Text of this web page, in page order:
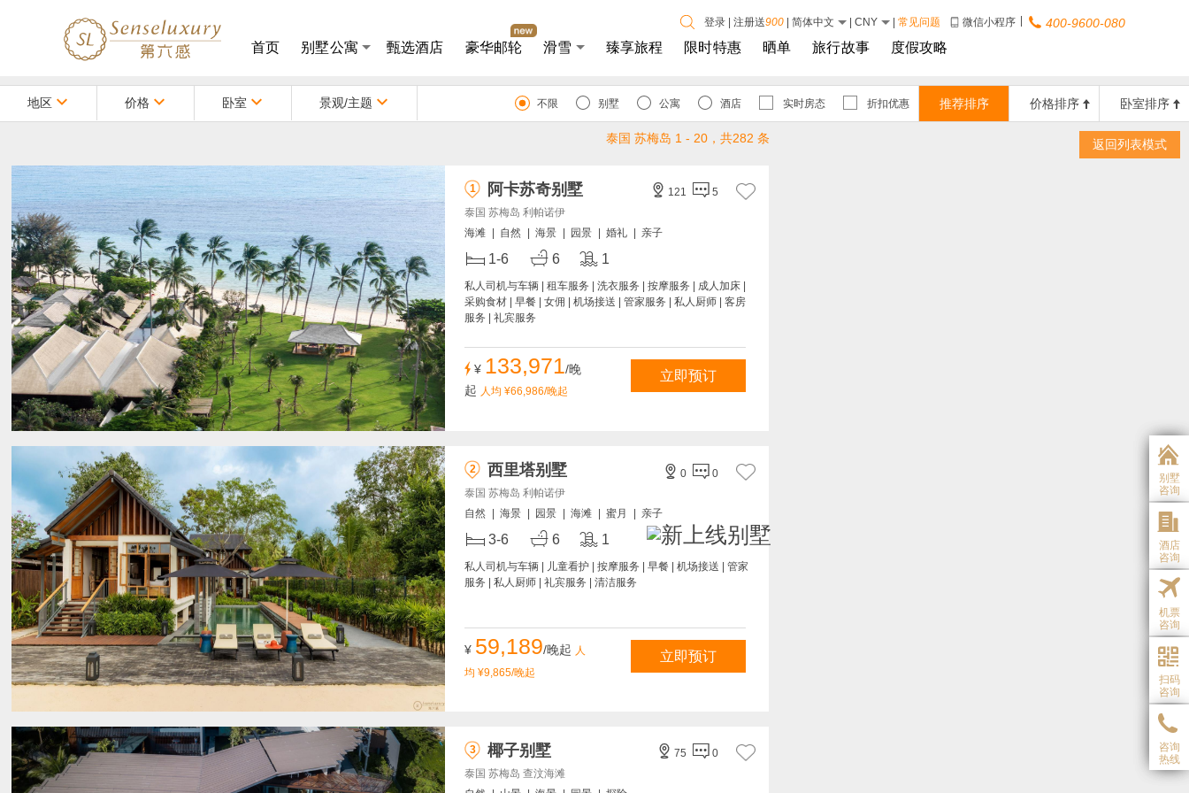
首页 别墅公寓 甄选酒店 豪华邮轮 滑雪 臻享旅程 限时特惠 晒单 旅行故事 度假攻略
登录 | 注册送900 | 简体中文 | CNY | 常见问题 400-9600-080
微信小程序
第
地区 价格 卧室 景观/主题 不限 别墅 公寓 酒店 实时房态 折扣优惠 推荐排序 价格排序 卧室排序
泰国 苏梅岛 1 - 20，共282 条
 5
 121
1 阿卡苏奇别墅
泰国 苏梅岛 利帕诺伊
海滩
自然 海景 园景 婚礼 亲子
 1-6  6  1
私人司机与车辆 | 租车服务 | 洗衣服务 | 按摩服务 | 成人加床 |
采购食材 | 早餐 | 女佣 | 机场接送 | 管家服务 | 私人厨师 | 客房
服务 | 礼宾服务
¥ 133,971/晚
起 人均 ¥66,986/晚起
立即预订
 0
 0
2 西里塔别墅
泰国 苏梅岛 利帕诺伊
自然
海景 园景 海滩 蜜月 亲子
 3-6  6  1
私人司机与车辆 | 儿童看护 | 按摩服务 | 早餐 | 机场接送 | 管家
服务 | 私人厨师 | 礼宾服务 | 清洁服务
¥ 59,189/晚起 人
均 ¥9,865/晚起
立即预订
 0
 75
3 椰子别墅
泰国 苏梅岛 查汶海滩
返回列表模式
别墅
咨询
酒店
咨询
机票
咨询
扫码
咨询
咨询
热线